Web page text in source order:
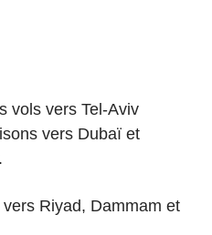
vols vers Tel-Aviv
vers Dubaï et
Riyad, Dammam et